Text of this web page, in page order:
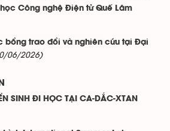
Công nghệ Điện tử Quế Lâm
bổng trao đổi và nghiên cứu tại Đại
06/2026)
SINH ĐI HỌC TẠI CA-DẮC-XTAN